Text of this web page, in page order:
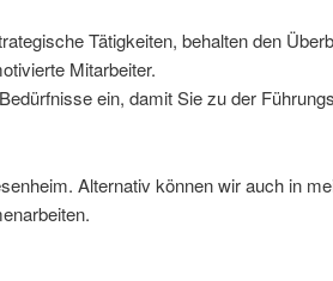
Tätigkeiten, behalten den
Mitarbeiter.
ein, damit Sie zu der
Alternativ können wir auch in